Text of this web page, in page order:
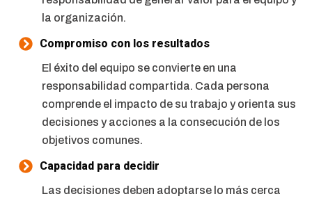
la organización.
Compromiso con los resultados
El éxito del equipo se convierte en una
responsabilidad compartida. Cada persona
comprende el impacto de su trabajo y orienta sus
decisiones y acciones a la consecución de los
objetivos comunes.
Capacidad para decidir
Las decisiones deben adoptarse lo más cerca